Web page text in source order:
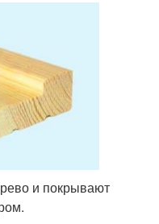
и покрывают